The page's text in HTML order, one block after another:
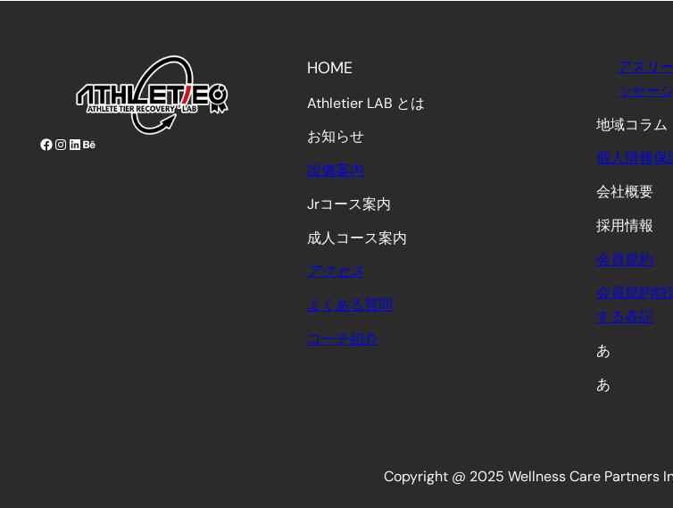
Facebook Instagram LinkedIn Behance
HOME
Athletier LAB とは
お知らせ
設備案内
Jrコース案内
成人コース案内
アクセス
よくある質問
コーチ紹介
アスリ
ッセージ
地域コラム
個人情報保
会社概要
採用情報
会員規約
会員規約特
する表記
あ
あ
Copyright @ 2025 Wellness Care Partners